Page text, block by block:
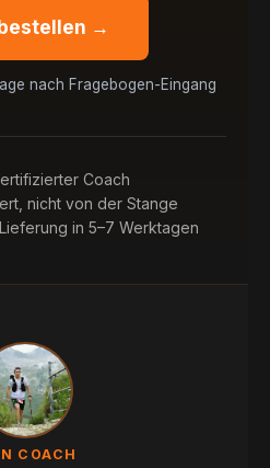
→
nach Fragebogen-Eingang
Coach
nicht von der Stange
in 5–7 Werktagen
COACH